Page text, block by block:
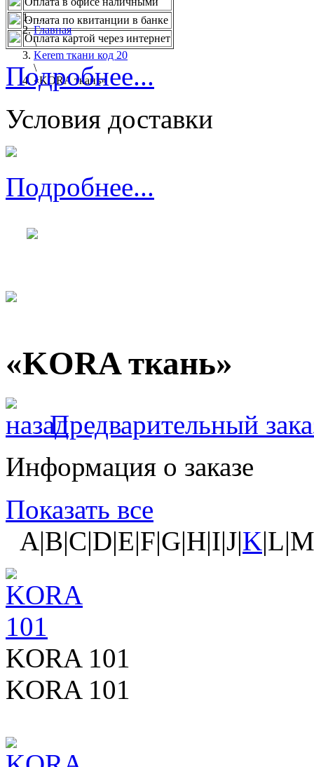
...
Главная
\
Kerem ткани код 20
\
«KORA ткань»
Оплата по квитанции в банке
Оплата картой через интернет
Подробнее...
Условия доставки
Подробнее...
«KORA ткань»
Предварительный
Информация о заказе
Показать все
A|B|C|D|E|F|G|H|I|J|K
KORA 101
KORA 101